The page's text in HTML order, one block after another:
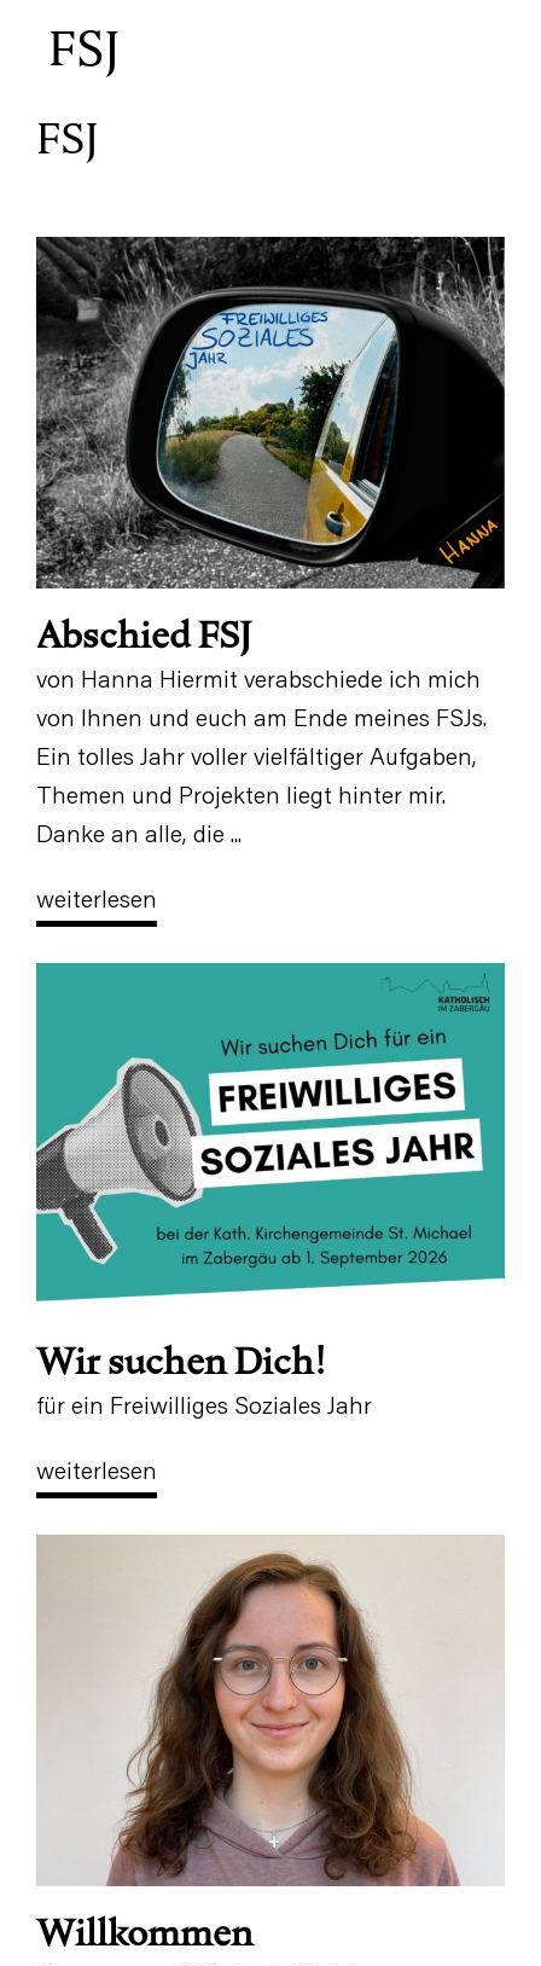
FSJ
FSJ
Abschied FSJ
von Hanna Hiermit verabschiede ich mich
von Ihnen und euch am Ende meines FSJs.
Ein tolles Jahr voller vielfältiger Aufgaben,
Themen und Projekten liegt hinter mir.
Danke an alle, die ...
weiterlesen
Wir suchen Dich!
für ein Freiwilliges Soziales Jahr
weiterlesen
Willkommen